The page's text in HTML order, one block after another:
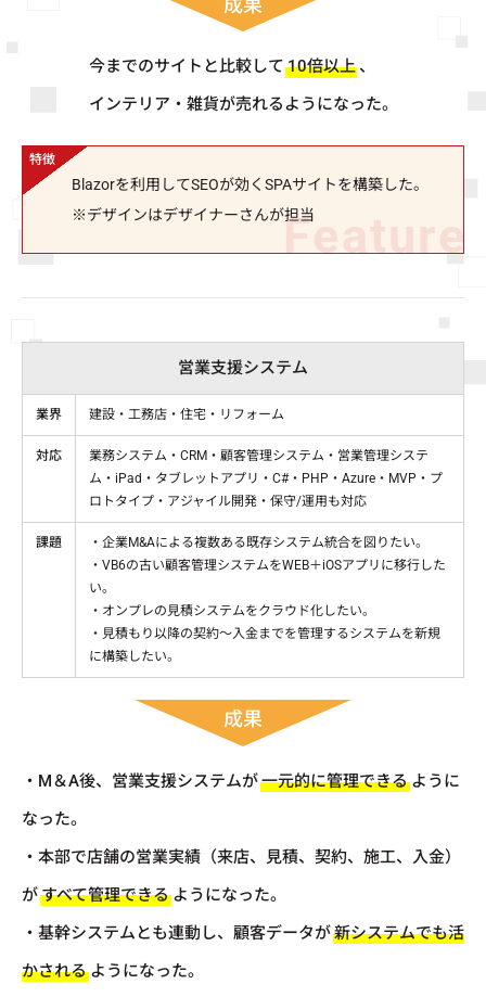
成果
今までのサイトと比較して10倍以上 、
インテリア・雑貨が売れるようになった。
Blazorを利用してSEOが効くSPAサイトを構築した。
※デザインはデザイナーさんが担当
営業支援システム
業界 建設・工務店・住宅・リフォーム
対応
業務システム・CRM・顧客管理システム・営業管理システ
ム・iPad・タブレットアプリ・C#・PHP・Azure・MVP・プ
ロトタイプ・アジャイル開発・保守/運用も対応
課題
・企業M&Aによる複数ある既存システム統合を図りたい。
・VB6の古い顧客管理システムをWEB＋iOSアプリに移行した
い。
・オンプレの見積システムをクラウド化したい。
・見積もり以降の契約～入金までを管理するシステムを新規
に構築したい。
成果
・M＆A後、営業支援システムが一元的に管理できる ように
なった。
・本部で店舗の営業実績（来店、見積、契約、施工、入金）
がすべて管理できる ようになった。
・基幹システムとも連動し、顧客データが新システムでも活
かされる ようになった。